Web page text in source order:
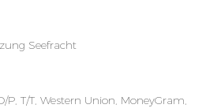
Seefracht
P, T/T, Western Union, MoneyGram,